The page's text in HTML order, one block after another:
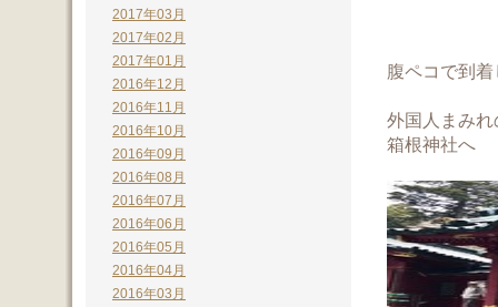
腹ペコで到
外国人まみ
箱根神社へ
2017年03月
2017年02月
2017年01月
2016年12月
2016年11月
2016年10月
2016年09月
2016年08月
2016年07月
2016年06月
2016年05月
2016年04月
2016年03月